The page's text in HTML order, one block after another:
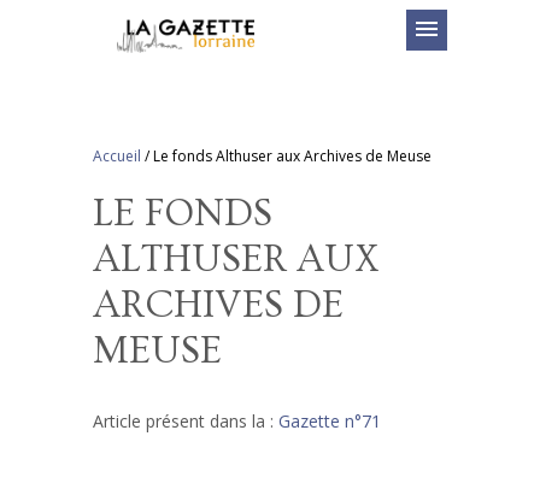
menu
Accueil /Le fonds Althuser aux Archives de Meuse
LE FONDS
ALTHUSER AUX
ARCHIVES DE
MEUSE
Article présent dans la : Gazette n°71